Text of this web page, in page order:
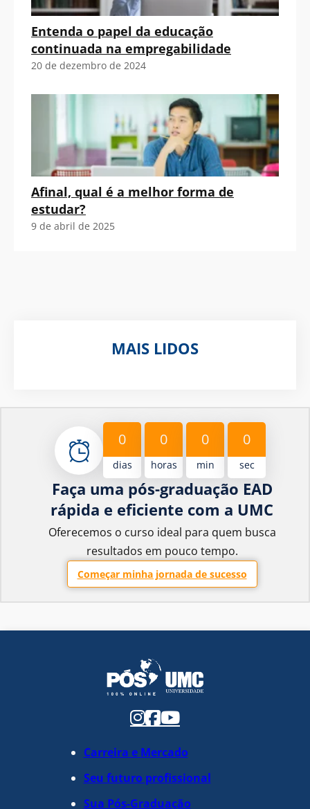
Entenda o papel da educação
continuada na empregabilidade
20 de dezembro de 2024
Afinal, qual é a melhor forma de
estudar?
9 de abril de 2025
MAIS LIDOS
0
dias
0
horas
0
min
0
sec
Faça uma pós-graduação EAD
rápida e eficiente com a UMC
Oferecemos o curso ideal para quem busca
resultados em pouco tempo.
Começar minha jornada de sucesso
Carreira e Mercado
Seu futuro profissional
Sua Pós-Graduação